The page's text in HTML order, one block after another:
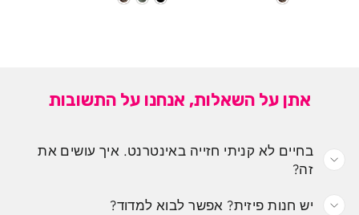
אתן על השאלות, אנחנו על התשובות
בחיים לא קניתי חזייה באינטרנט. איך עושים את
זה?
יש חנות פיזית? אפשר לבוא למדוד?